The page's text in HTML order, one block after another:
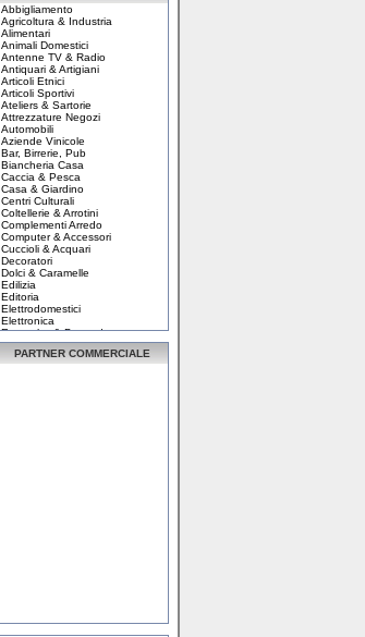
Abbigliamento
Agricoltura & Industria
Alimentari
Animali Domestici
Antenne TV & Radio
Antiquari & Artigiani
Articoli Etnici
Articoli Sportivi
Ateliers & Sartorie
Attrezzature Negozi
Automobili
Aziende Vinicole
Bar, Birrerie, Pub
Biancheria Casa
Caccia & Pesca
Casa & Giardino
Centri Culturali
Coltellerie & Arrotini
Complementi Arredo
Computer & Accessori
Cuccioli & Acquari
Decoratori
Dolci & Caramelle
Edilizia
Editoria
Elettrodomestici
Elettronica
Enoteche & Bevande
Enti e Associazioni
Erboristerie, fitoterap...
PARTNER COMMERCIALE